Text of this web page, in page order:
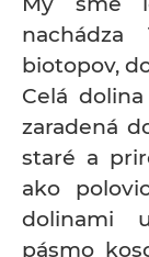
nachádza
biotopov,
Celá
zaradená
staré a
ako
dolinami
pásmo